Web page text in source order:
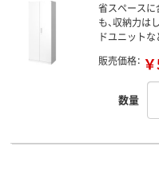
省スペース
も、収納力は
ドユニットな
販売価格：
数量